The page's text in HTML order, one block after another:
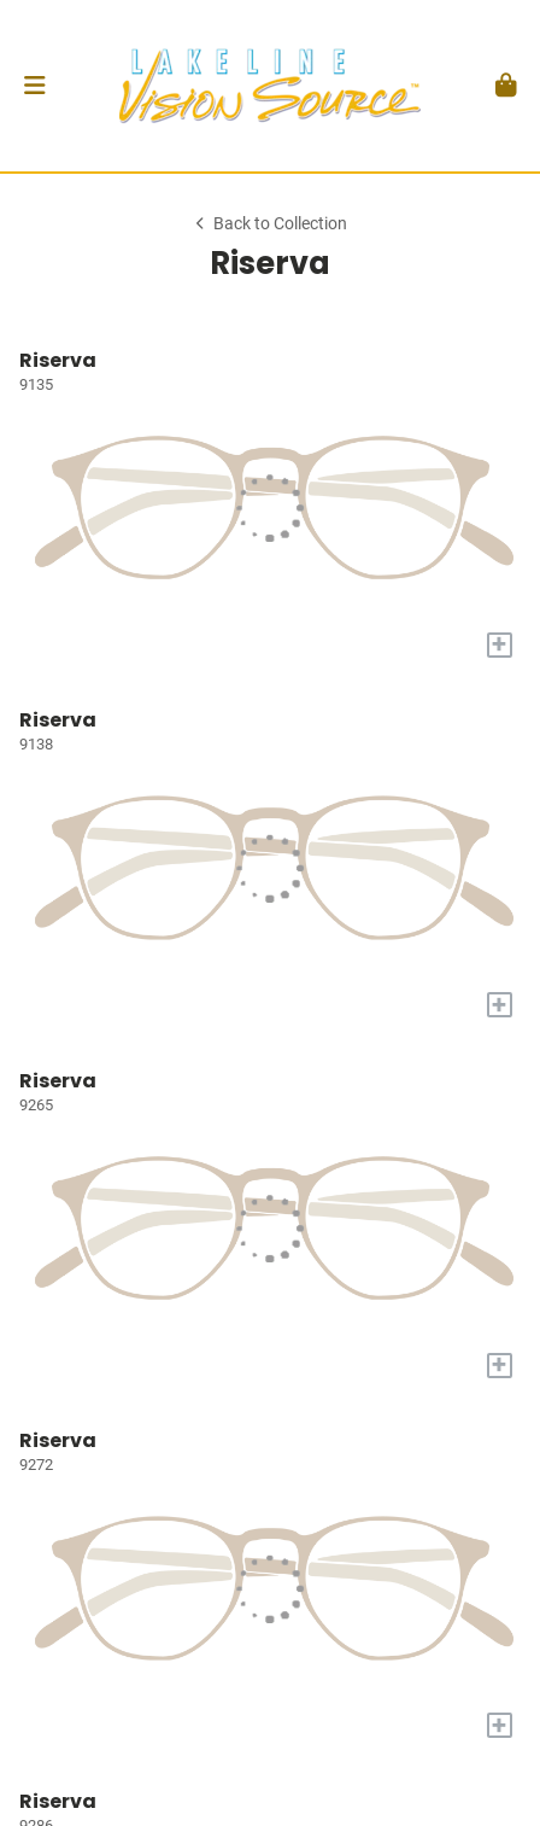
Back to Collection
Riserva
Riserva
9135
+
Riserva
9138
+
Riserva
9265
+
Riserva
9272
+
Riserva